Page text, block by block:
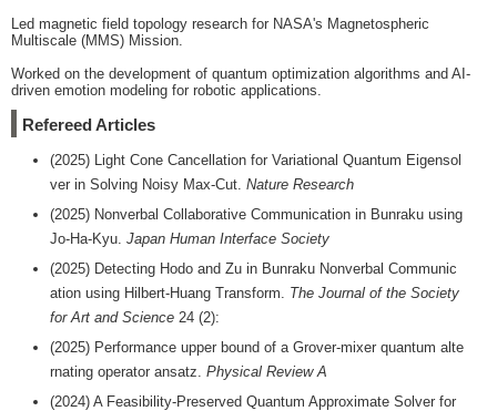
Led magnetic field topology research for NASA's Magnetospheric
Multiscale (MMS) Mission.
Worked on the development of quantum optimization algorithms and AI-
driven emotion modeling for robotic applications.
Refereed Articles
(2025) Light Cone Cancellation for Variational Quantum Eigensol
ver in Solving Noisy Max-Cut. Nature Research
(2025) Nonverbal Collaborative Communication in Bunraku using
Jo-Ha-Kyu. Japan Human Interface Society
(2025) Detecting Hodo and Zu in Bunraku Nonverbal Communic
ation using Hilbert-Huang Transform. The Journal of the Society
for Art and Science 24 (2):
(2025) Performance upper bound of a Grover-mixer quantum alte
rnating operator ansatz. Physical Review A
(2024) A Feasibility-Preserved Quantum Approximate Solver for